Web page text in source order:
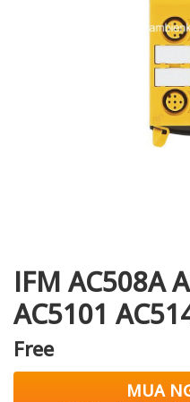
IFM AC508A
AC5101
Free
MUA